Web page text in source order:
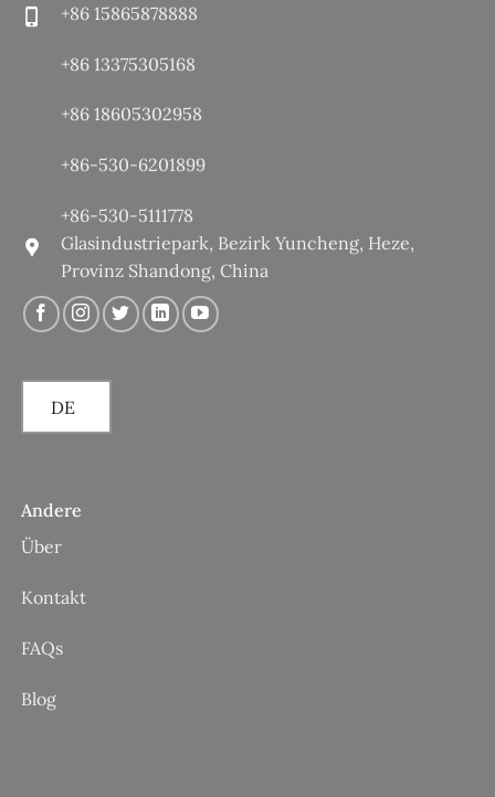
+86 15865878888
+86 13375305168
+86 18605302958
+86-530-6201899
+86-530-5111778
Glasindustriepark, Bezirk Yuncheng, Heze,
Provinz Shandong, China
DE
Andere
Über
Kontakt
FAQs
Blog